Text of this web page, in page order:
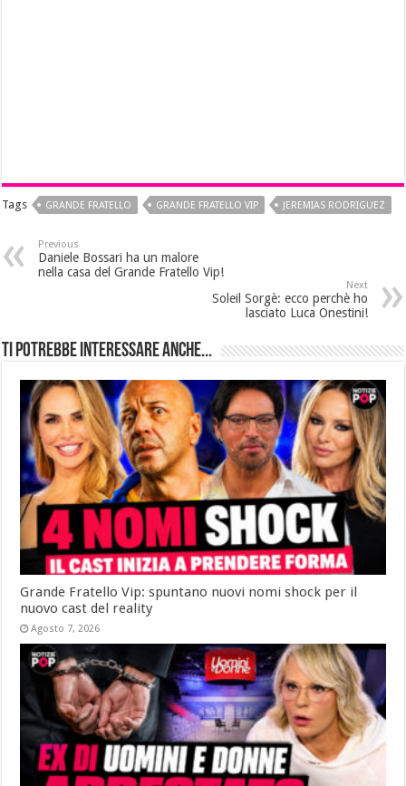
Tags GRANDE FRATELLO GRANDE FRATELLO VIP JEREMIAS RODRIGUEZ
Previous
Daniele Bossari ha un malore
nella casa del Grande Fratello Vip!
Next
Soleil Sorgè: ecco perchè ho
lasciato Luca Onestini!
Ti potrebbe interessare anche...
Grande Fratello Vip: spuntano nuovi nomi shock per il
nuovo cast del reality
Agosto 7, 2026